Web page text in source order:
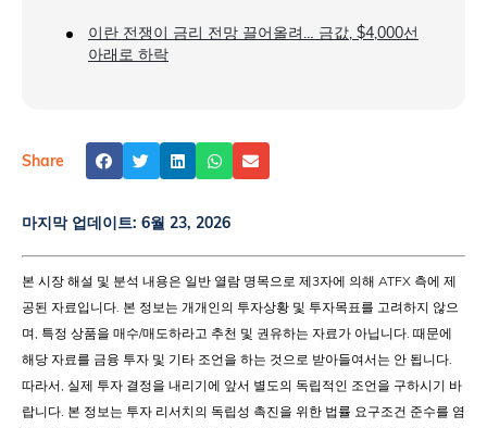
이란 전쟁이 금리 전망 끌어올려… 금값, $4,000선
아래로 하락
Share
마지막 업데이트: 6월 23, 2026
본 시장 해설 및 분석 내용은 일반 열람 명목으로 제3자에 의해 ATFX 측에 제
공된 자료입니다. 본 정보는 개개인의 투자상황 및 투자목표를 고려하지 않으
며, 특정 상품을 매수/매도하라고 추천 및 권유하는 자료가 아닙니다. 때문에
해당 자료를 금융 투자 및 기타 조언을 하는 것으로 받아들여서는 안 됩니다.
따라서, 실제 투자 결정을 내리기에 앞서 별도의 독립적인 조언을 구하시기 바
랍니다. 본 정보는 투자 리서치의 독립성 촉진을 위한 법률 요구조건 준수를 염